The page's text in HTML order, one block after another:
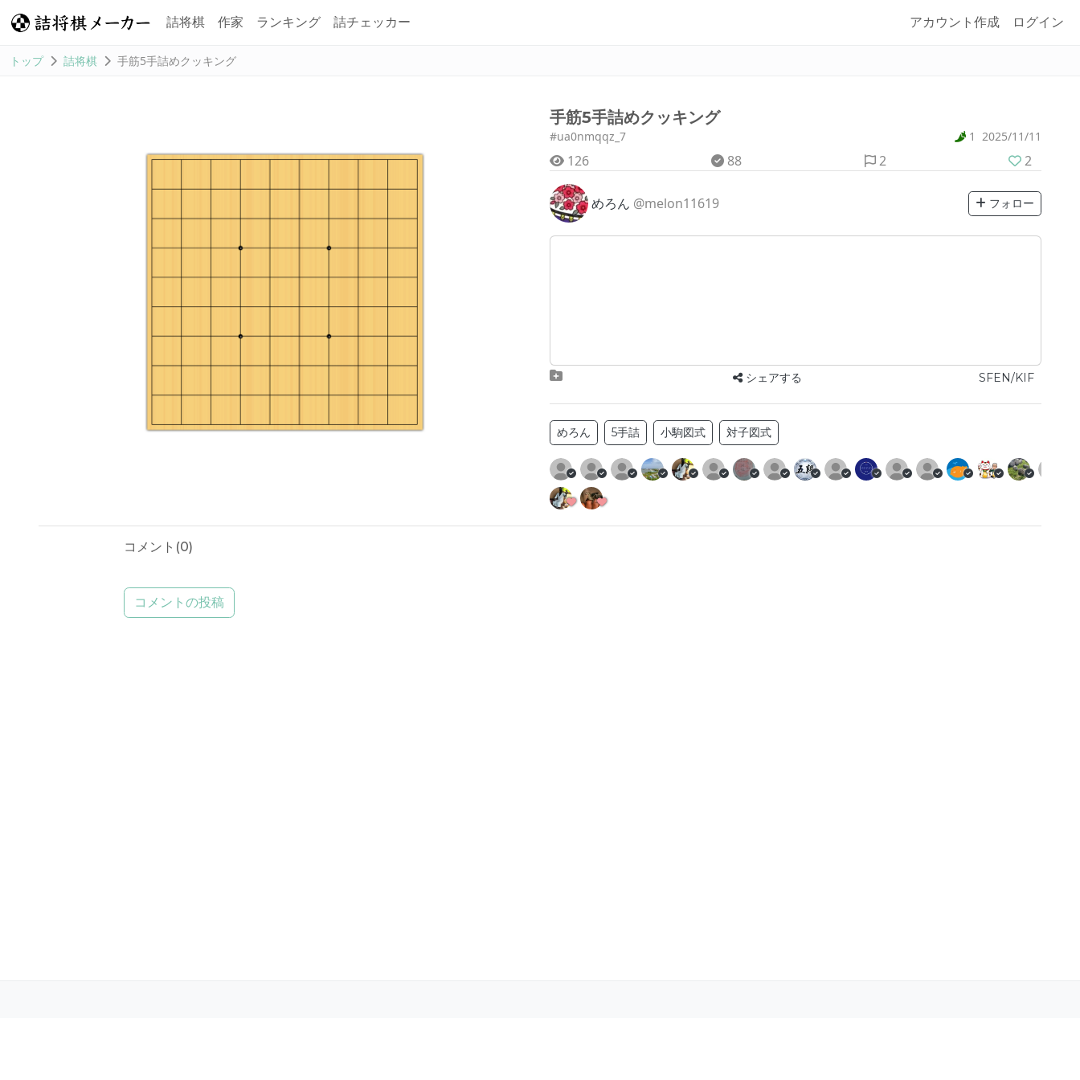
詰将棋 作家 ランキング 詰チェッカー アカウント作成 ログイン
トップ 詰将棋 手筋5手詰めクッキング
手筋5手詰めクッキング
#ua0nmqqz_7 1 2025/11/11
126 88 2 2
めろん @melon11619 フォロー
シェアする SFEN/KIF
めろん 5手詰 小駒図式 対子図式
コメント(0)
コメントの投稿